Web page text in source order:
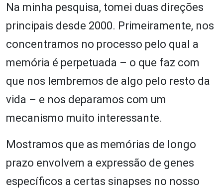
Na minha pesquisa, tomei duas direções
principais desde 2000. Primeiramente, nos
concentramos no processo pelo qual a
memória é perpetuada – o que faz com
que nos lembremos de algo pelo resto da
vida – e nos deparamos com um
mecanismo muito interessante.
Mostramos que as memórias de longo
prazo envolvem a expressão de genes
específicos a certas sinapses no nosso